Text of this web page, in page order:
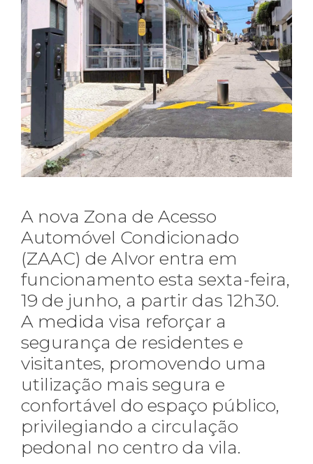
A nova Zona de Acesso
Automóvel Condicionado
(ZAAC) de Alvor entra em
funcionamento esta sexta-feira,
19 de junho, a partir das 12h30.
A medida visa reforçar a
segurança de residentes e
visitantes, promovendo uma
utilização mais segura e
confortável do espaço público,
privilegiando a circulação
pedonal no centro da vila.